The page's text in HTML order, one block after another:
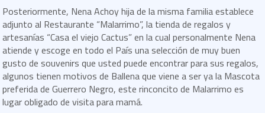
Posteriormente, Nena Achoy hija de la misma familia establece
adjunto al Restaurante “Malarrimo”, la tienda de regalos y
artesanías “Casa el viejo Cactus” en la cual personalmente Nena
atiende y escoge en todo el País una selección de muy buen
gusto de souvenirs que usted puede encontrar para sus regalos,
algunos tienen motivos de Ballena que viene a ser ya la Mascota
preferida de Guerrero Negro, este rinconcito de Malarrimo es
lugar obligado de visita para mamá.